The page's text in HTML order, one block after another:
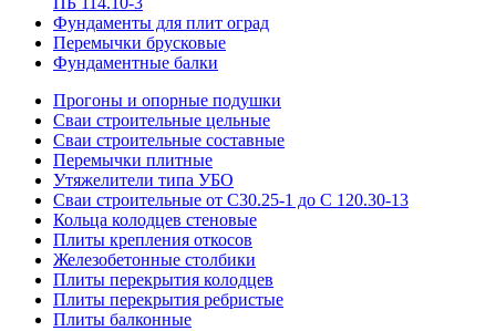
Фундаменты для плит оград
Перемычки брусковые
Фундаментные балки
Прогоны и опорные подушки
Сваи строительные цельные
Сваи строительные составные
Перемычки плитные
Утяжелители типа УБО
Сваи строительные от С30.25-1 до С 120.30-13
Кольца колодцев стеновые
Плиты крепления откосов
Железобетонные столбики
Плиты перекрытия колодцев
Плиты перекрытия ребристые
Плиты балконные